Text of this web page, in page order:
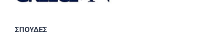
ΣΠΟΥΔΕΣ